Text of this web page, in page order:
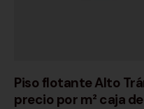
Piso flotante Alto
precio por m² caja de